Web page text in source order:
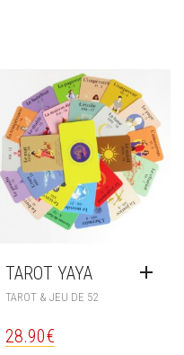
TAROT YAYA
TAROT & JEU DE 52
28.90€